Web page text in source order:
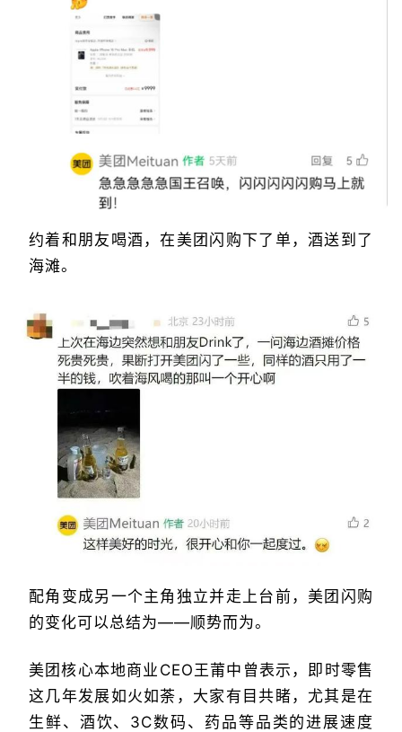
约着和朋友喝酒，在美团闪购下了单，酒送到了
海滩。
配角变成另一个主角独立并走上台前，美团闪购
的变化可以总结为——顺势而为。
美团核心本地商业CEO王莆中曾表示，即时零售
这几年发展如火如荼，大家有目共睹，尤其是在
生鲜、酒饮、3C数码、药品等品类的进展速度